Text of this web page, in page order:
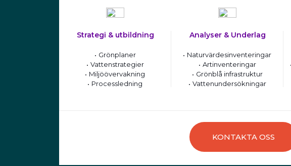
Strategi & utbildning
Grönplaner
Vattenstrategier
Miljöövervakning
Processledning
Analyser & Underlag
Naturvärdesinventeringar
Artinventeringar
Grönblå infrastruktur
Vattenundersökningar
KONTAKTA OSS